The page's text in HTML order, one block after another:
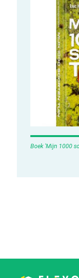
Boek 'Mijn 1000